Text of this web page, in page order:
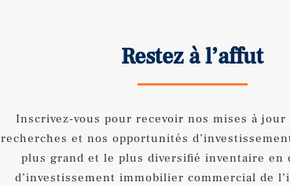
Restez à l’affut
Inscrivez-vous pour recevoir nos mises à jour
recherches et nos opportunités
plus grand et le plus diversifié inventaire en
d’investissement immobilier commercial de